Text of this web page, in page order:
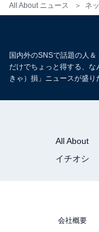
All About ニュース ネ
国内外のSNSで話題の人
だけでちょっと得する、
きゃ）損」ニュースが盛り
All About
イチオシ
会社概要